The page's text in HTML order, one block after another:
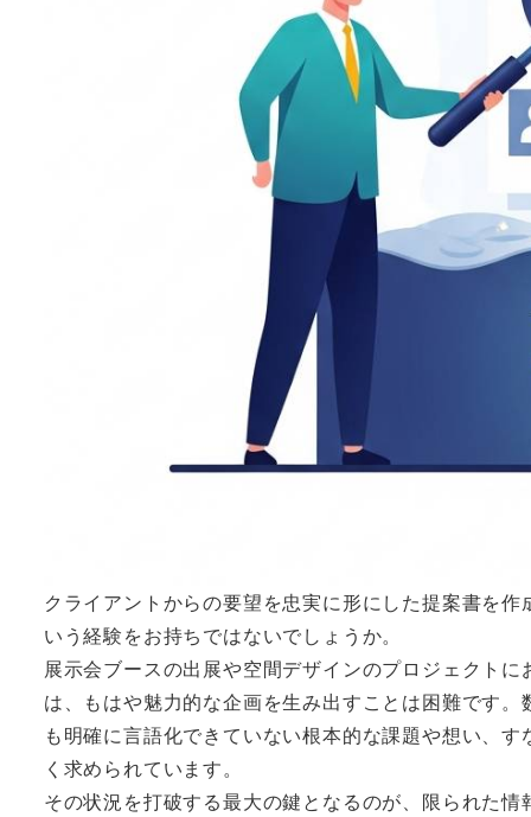
クライアントからの要望を忠実に形にした提案書を
いう経験をお持ちではないでしょうか。
展示会ブースの出展や空間デザインのプロジェクト
は、もはや魅力的な企画を生み出すことは困難です
も明確に言語化できていない根本的な課題や想い、
く求められています。
その状況を打破する最大の鍵となるのが、限られた